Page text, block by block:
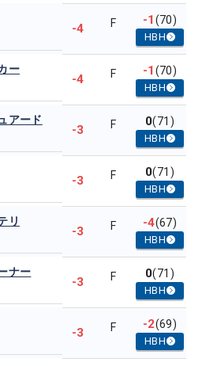
-4 F -1(70)
HBH
ー
-4 F -1(70)
HBH
アード
-3 F 0(71)
HBH
-3 F 0(71)
HBH
リ
-3 F -4(67)
HBH
ナー
-3 F 0(71)
HBH
-3 F -2(69)
HBH